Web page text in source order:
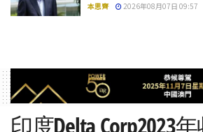
本思齊 2026年08月07日 09:57
印度Delta Corp2023